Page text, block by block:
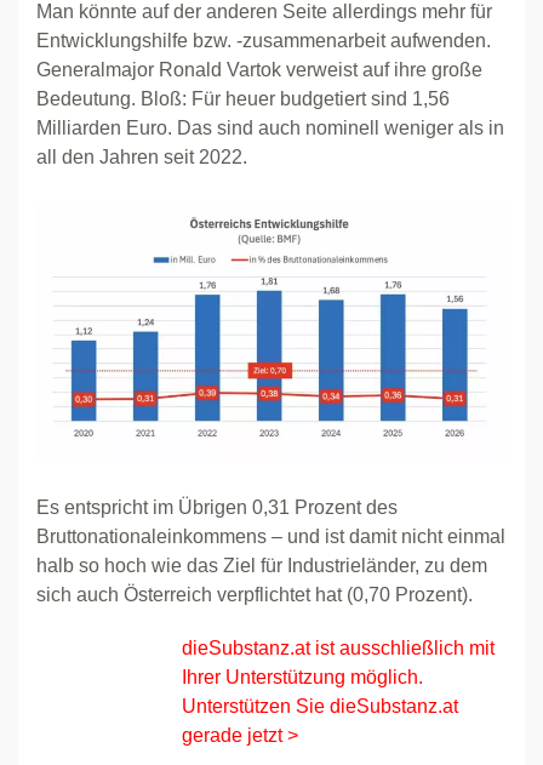
Man könnte auf der anderen Seite allerdings mehr für
Entwicklungshilfe bzw. -zusammenarbeit aufwenden.
Generalmajor Ronald Vartok verweist auf ihre große
Bedeutung. Bloß: Für heuer budgetiert sind 1,56
Milliarden Euro. Das sind auch nominell weniger als in
all den Jahren seit 2022.
Es entspricht im Übrigen 0,31 Prozent des
Bruttonationaleinkommens – und ist damit nicht einmal
halb so hoch wie das Ziel für Industrieländer, zu dem
sich auch Österreich verpflichtet hat (0,70 Prozent).
dieSubstanz.at ist ausschließlich mit
Ihrer Unterstützung möglich.
Unterstützen Sie dieSubstanz.at
gerade jetzt >